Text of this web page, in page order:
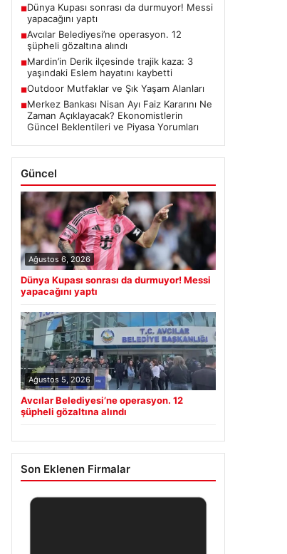
■Dünya Kupası sonrası da durmuyor! Messi
yapacağını yaptı
■Avcılar Belediyesi’ne operasyon. 12
şüpheli gözaltına alındı
■Mardin’in Derik ilçesinde trajik kaza: 3
yaşındaki Eslem hayatını kaybetti
■Outdoor Mutfaklar ve Şık Yaşam Alanları
■Merkez Bankası Nisan Ayı Faiz Kararını Ne
Zaman Açıklayacak? Ekonomistlerin
Güncel Beklentileri ve Piyasa Yorumları
Güncel
Ağustos 6, 2026
Dünya Kupası sonrası da durmuyor! Messi
yapacağını yaptı
Ağustos 5, 2026
Avcılar Belediyesi’ne operasyon. 12
şüpheli gözaltına alındı
Son Eklenen Firmalar